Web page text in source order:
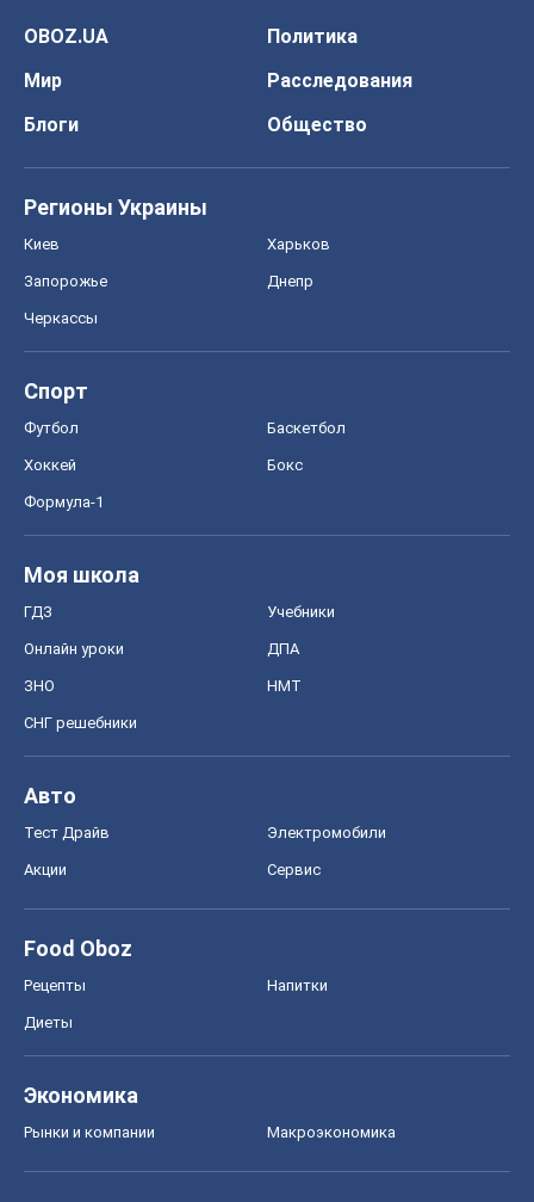
OBOZ.UA
Политика
Мир
Расследования
Блоги
Общество
Регионы Украины
Киев Харьков
Запорожье Днепр
Черкассы
Спорт
Футбол Баскетбол
Хоккей Бокс
Формула-1
Моя школа
ГДЗ Учебники
Онлайн уроки ДПА
ЗНО НМТ
СНГ решебники
Авто
Тест Драйв Электромобили
Акции Сервис
Food Oboz
Рецепты Напитки
Диеты
Экономика
Рынки и компании Mакроэкономика